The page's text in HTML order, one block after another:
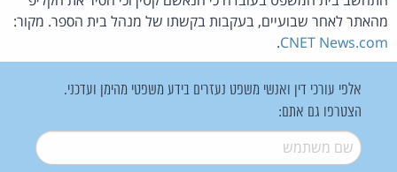
מהאתר לאחר שבועיים, בעקבות בקשתו של מנהל בית הספר. מקור:
CNET News.com
.
אלפי עורכי דין ואנשי משפט נעזרים בידע משפטי מהימן ועדכני.
הצטרפו גם אתם:
שם משתמש*